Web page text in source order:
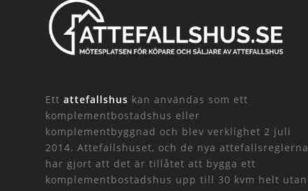
Ett attefallshus kan användas som ett
komplementbostadshus eller
komplementbyggnad och blev verklighet 2 juli
2014. Attefallshuset, och de nya attefallsreglerna
har gjort att det är tillåtet att bygga ett
komplementbostadshus upp till 30 kvm helt utan